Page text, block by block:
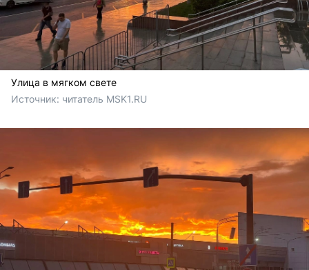
Улица в мягком свете
Источник: читатель MSK1.RU